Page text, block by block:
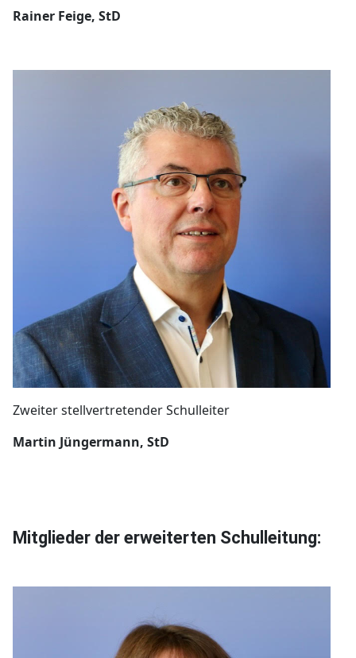
Rainer Feige, StD
Zweiter stellvertretender Schulleiter
Martin Jüngermann, StD
Mitglieder der erweiterten Schulleitung: